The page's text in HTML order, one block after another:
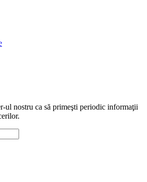
ul nostru ca să primeşti periodic informaţii